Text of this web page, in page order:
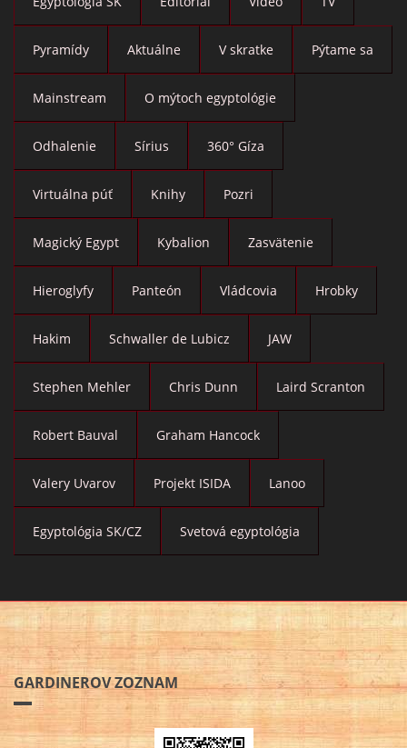
Pyramídy Aktuálne V skratke Pýtame sa
Mainstream O mýtoch egyptológie
Odhalenie Sírius 360° Gíza
Virtuálna púť Knihy Pozri
Magický Egypt Kybalion Zasvätenie
Hieroglyfy Panteón Vládcovia Hrobky
Hakim Schwaller de Lubicz JAW
Stephen Mehler Chris Dunn Laird Scranton
Robert Bauval Graham Hancock
Valery Uvarov Projekt ISIDA Lanoo
Egyptológia SK/CZ Svetová egyptológia
GARDINEROV ZOZNAM